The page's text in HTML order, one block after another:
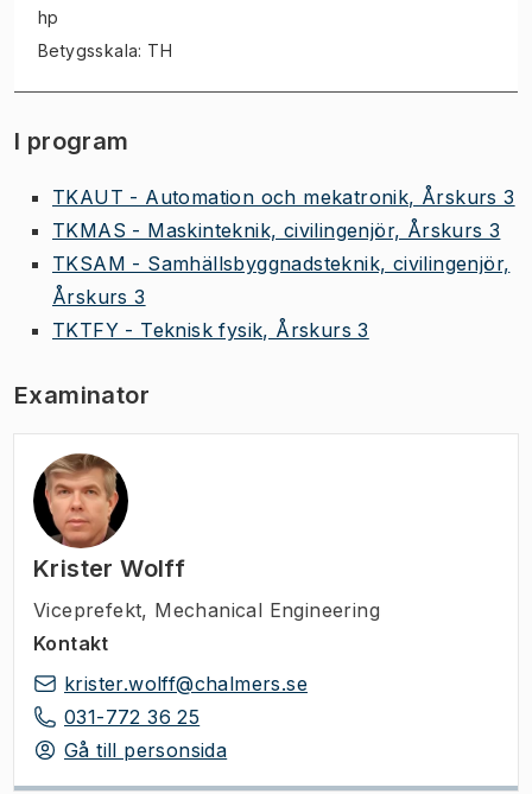
hp
Betygsskala: TH
I program
TKAUT - Automation och mekatronik, Årskurs 3
TKMAS - Maskinteknik, civilingenjör, Årskurs 3
TKSAM - Samhällsbyggnadsteknik, civilingenjör,
Årskurs 3
TKTFY - Teknisk fysik, Årskurs 3
Examinator
Krister Wolff
Viceprefekt, Mechanical Engineering
Kontakt
krister.wolff@chalmers.se
031-772 36 25
Gå till personsida